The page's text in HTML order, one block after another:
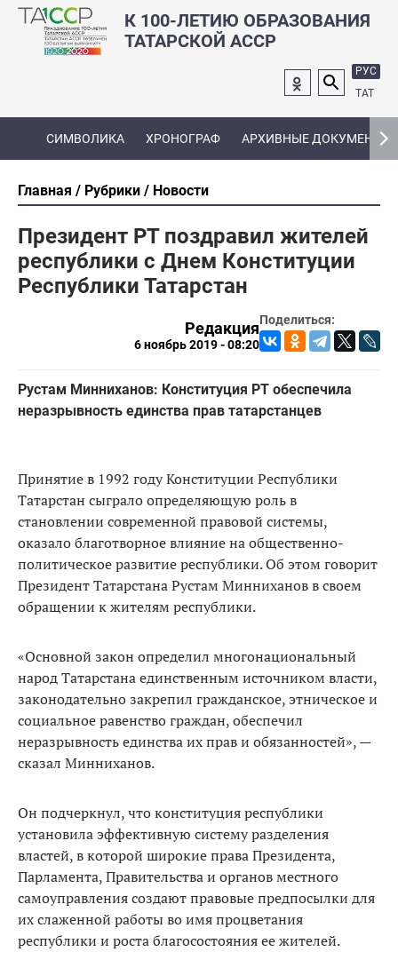
К 100-ЛЕТИЮ ОБРАЗОВАНИЯ
ТАТАРСКОЙ АССР
РУС
ТАТ
СИМВОЛИКА ХРОНОГРАФ АРХИВНЫЕ ДОКУМЕНТЫ
Главная Рубрики Новости
Президент РТ поздравил жителей
республики с Днем Конституции
Республики Татарстан
Поделиться:
Редакция
6 ноябрь 2019 - 08:20
Рустам Минниханов: Конституция РТ обеспечила
неразрывность единства прав татарстанцев
Принятие в 1992 году Конституции Республики
Татарстан сыграло определяющую роль в
становлении современной правовой системы,
оказало благотворное влияние на общественно-
политическое развитие республики. Об этом говорит
Президент Татарстана Рустам Минниханов в своем
обращении к жителям республики.
«Основной закон определил многонациональный
народ Татарстана единственным источником власти,
законодательно закрепил гражданское, этническое и
социальное равенство граждан, обеспечил
неразрывность единства их прав и обязанностей», —
сказал Минниханов.
Он подчеркнул, что конституция республики
установила эффективную систему разделения
властей, в которой широкие права Президента,
Парламента, Правительства и органов местного
самоуправления создают правовые предпосылки для
их слаженной работы во имя процветания
республики и роста благосостояния ее жителей.